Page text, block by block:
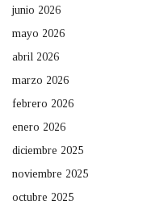
junio 2026
mayo 2026
abril 2026
marzo 2026
febrero 2026
enero 2026
diciembre 2025
noviembre 2025
octubre 2025